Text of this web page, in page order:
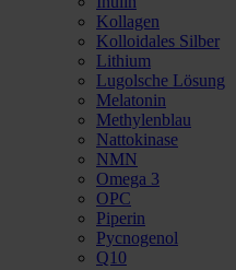
Kollagen
Kolloidales Silber
Lithium
Lugolsche Lösung
Melatonin
Methylenblau
Nattokinase
NMN
Omega 3
OPC
Piperin
Pycnogenol
Q10